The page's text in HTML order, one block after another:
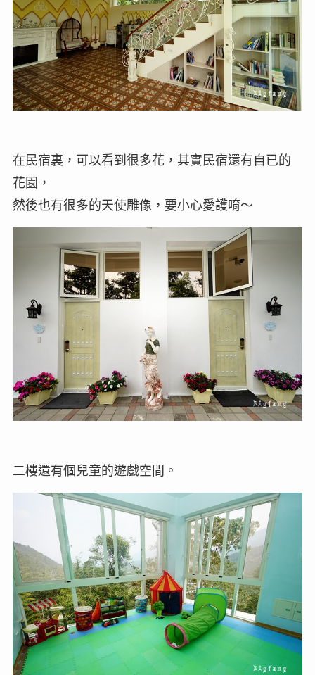
在民宿裏，可以看到很多花，其實民宿還有自已的
花園，
然後也有很多的天使雕像，要小心愛護唷～
二樓還有個兒童的遊戲空間。